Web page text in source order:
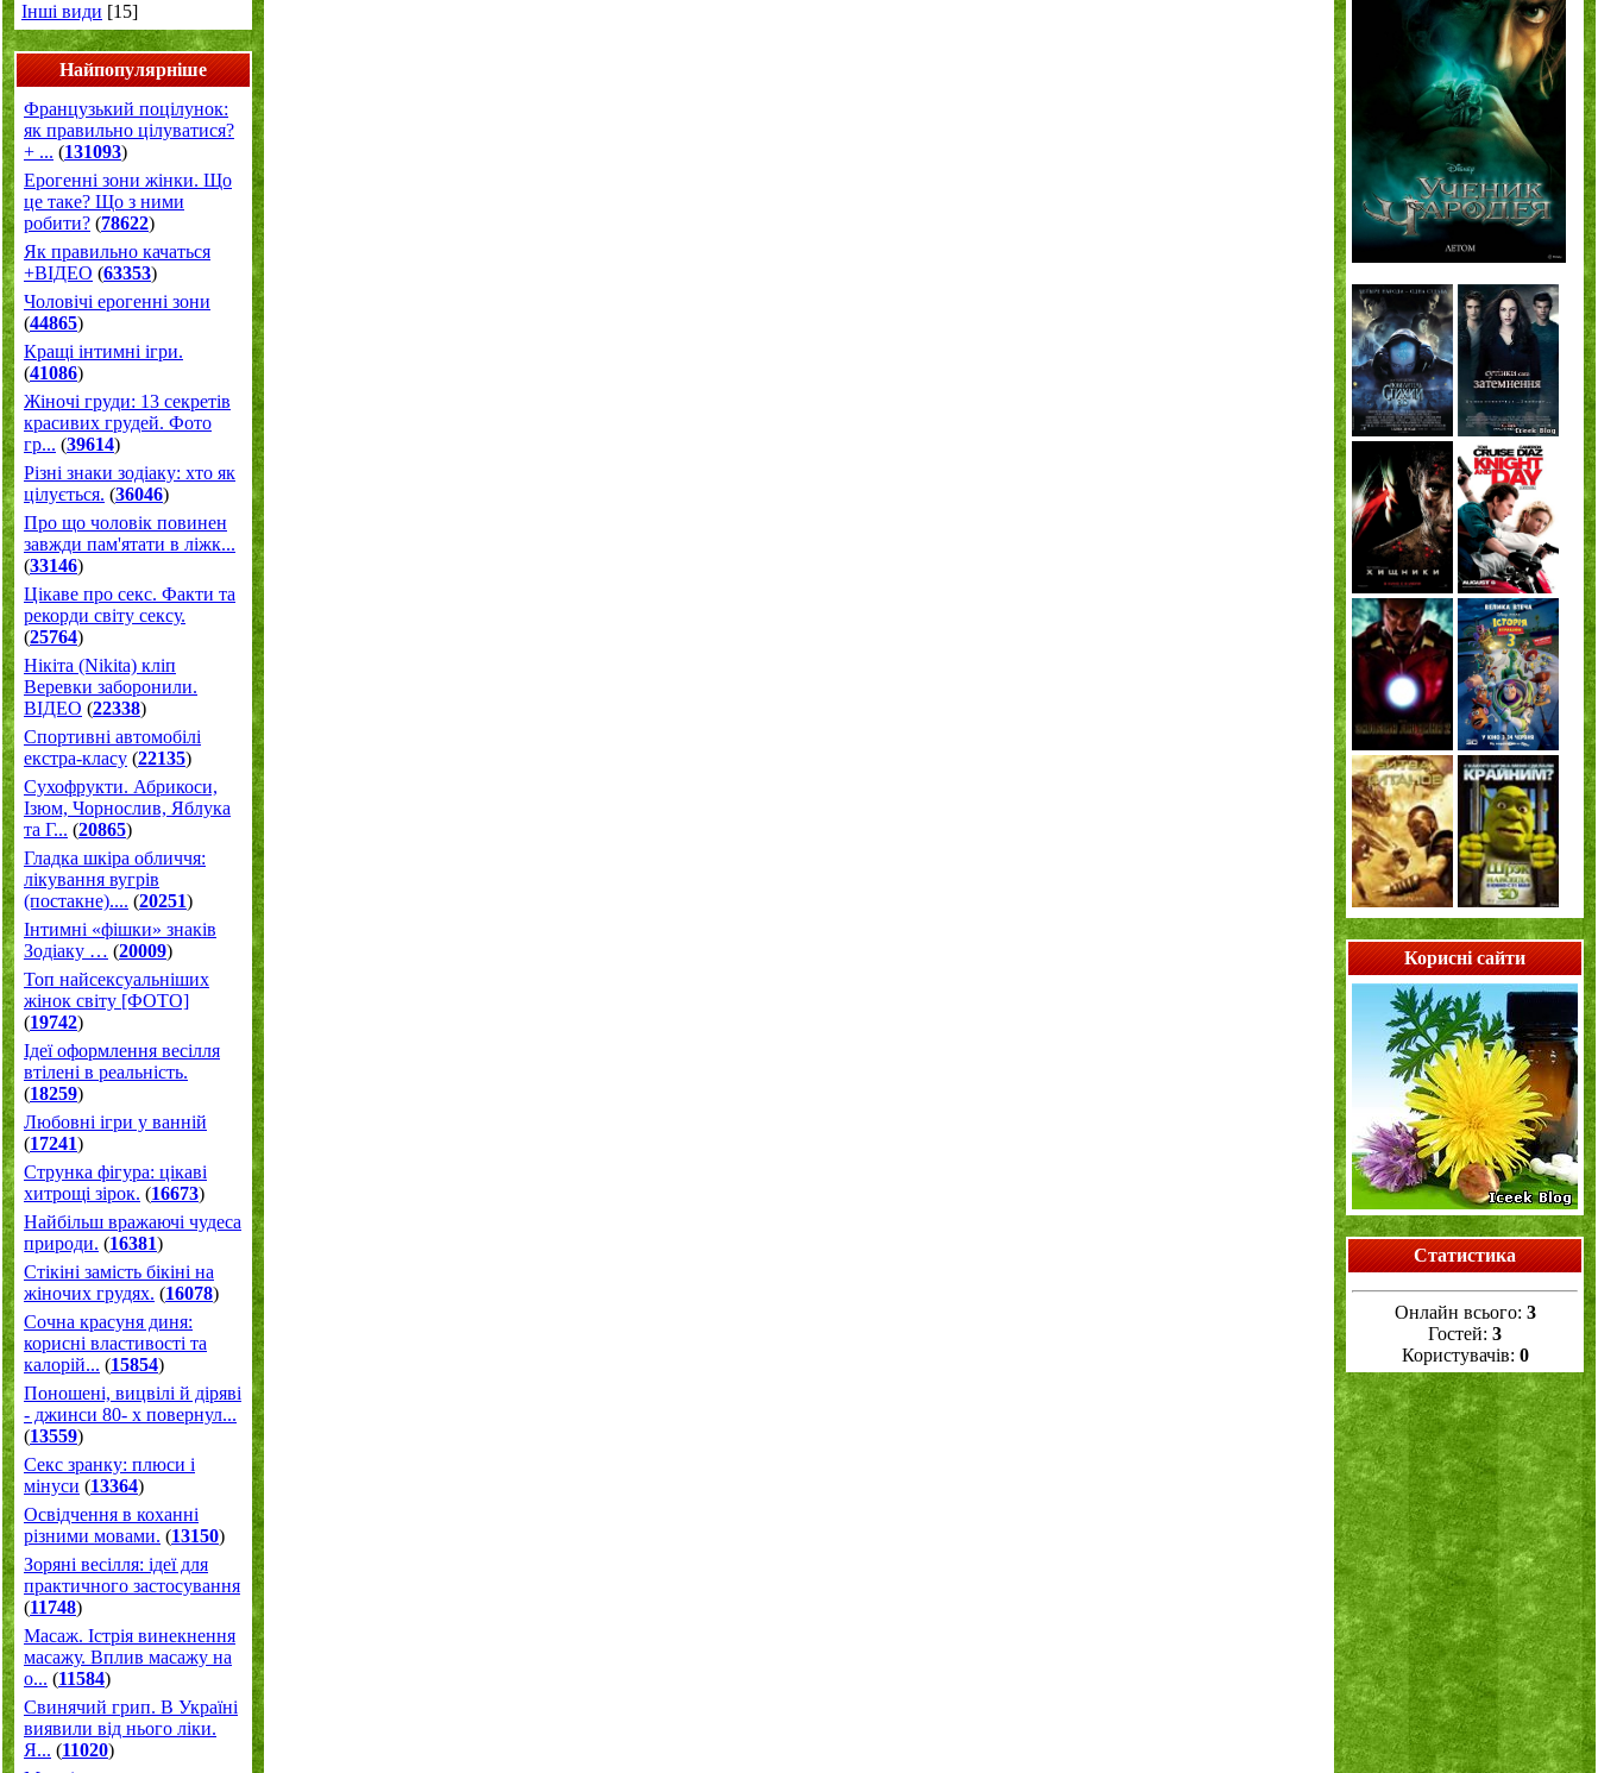
Інші види [15]
Найпопулярніше
Французький поцілунок:
як правильно цілуватися?
+ ... (131093)
Ерогенні зони жінки. Що
це таке? Що з ними
робити? (78622)
Як правильно качаться
+ВІДЕО (63353)
Чоловічі ерогенні зони
(44865)
Кращі інтимні ігри.
(41086)
Жіночі груди: 13 секретів
красивих грудей. Фото
гр... (39614)
Різні знаки зодіаку: хто як
цілується. (36046)
Про що чоловік повинен
завжди пам'ятати в ліжк...
(33146)
Цікаве про секс. Факти та
рекорди світу сексу.
(25764)
Нікіта (Nikita) кліп
Веревки заборонили.
ВІДЕО (22338)
Спортивні автомобілі
екстра-класу (22135)
Cухофрукти. Абрикоси,
Ізюм, Чорнослив, Яблука
та Г... (20865)
Гладка шкіра обличчя:
лікування вугрів
(постакне).... (20251)
Інтимні «фішки» знаків
Зодіаку … (20009)
Топ найсексуальніших
жінок світу [ФОТО]
(19742)
Ідеї оформлення весілля
втілені в реальність.
(18259)
Любовні ігри у ванній
(17241)
Струнка фігура: цікаві
хитрощі зірок. (16673)
Найбільш вражаючі чудеса
природи. (16381)
Стікіні замість бікіні на
жіночих грудях. (16078)
Сочна красуня диня:
корисні властивості та
калорій... (15854)
Поношені, вицвілі й діряві
- джинси 80- х повернул...
(13559)
Секс зранку: плюси і
мінуси (13364)
Освідчення в коханні
різними мовами. (13150)
Зоряні весілля: ідеї для
практичного застосування
(11748)
Масаж. Істрія винекнення
масажу. Вплив масажу на
о... (11584)
Свинячий грип. В Україні
виявили від нього ліки.
Я... (11020)
Корисні сайти
Статистика
Онлайн всього: 3
Гостей: 3
Користувачів: 0